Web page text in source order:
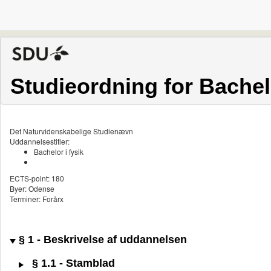
Studieordning for
Det Naturvidenskabelige Studienævn
Uddannelsestitler:
Bachelor i fysik
ECTS-point: 180
Byer: Odense
Terminer: Forårx
§ 1 - Beskrivelse af uddannelsen
§ 1.1 - Stamblad